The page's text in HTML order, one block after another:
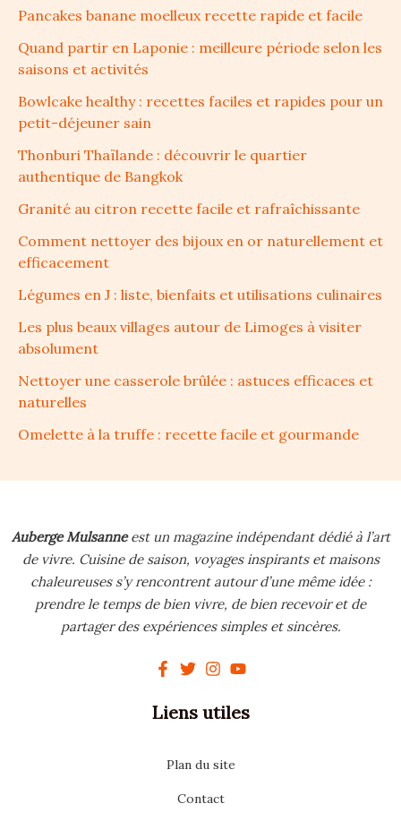
Pancakes banane moelleux recette rapide et facile
Quand partir en Laponie : meilleure période selon les
saisons et activités
Bowlcake healthy : recettes faciles et rapides pour un
petit-déjeuner sain
Thonburi Thaïlande : découvrir le quartier
authentique de Bangkok
Granité au citron recette facile et rafraîchissante
Comment nettoyer des bijoux en or naturellement et
efficacement
Légumes en J : liste, bienfaits et utilisations culinaires
Les plus beaux villages autour de Limoges à visiter
absolument
Nettoyer une casserole brûlée : astuces efficaces et
naturelles
Omelette à la truffe : recette facile et gourmande
Auberge Mulsanneest un magazine indépendant dédié à l’art
de vivre. Cuisine de saison, voyages inspirants et maisons
chaleureuses s’y rencontrent autour d’une même idée :
prendre le temps de bien vivre, de bien recevoir et de
partager des expériences simples et sincères.
Liens utiles
Plan du site
Contact